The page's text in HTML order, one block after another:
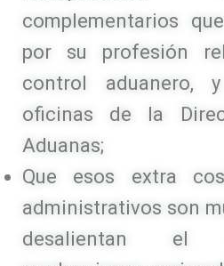
complementarios
por su profesión
control aduanero,
oficinas de la
Aduanas;
Que esos extra
administrativos son
desalientan el